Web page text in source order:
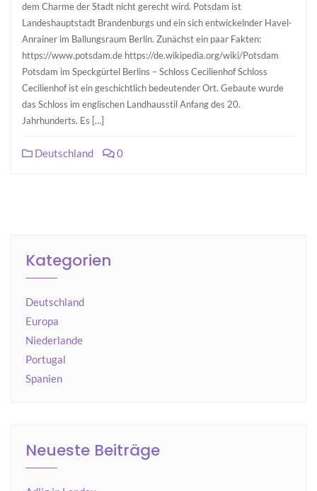
dem Charme der Stadt nicht gerecht wird. Potsdam ist
Landeshauptstadt Brandenburgs und ein sich entwickelnder Havel-
Anrainer im Ballungsraum Berlin. Zunächst ein paar Fakten:
https://www.potsdam.de https://de.wikipedia.org/wiki/Potsdam
Potsdam im Speckgürtel Berlins – Schloss Cecilienhof Schloss
Cecilienhof ist ein geschichtlich bedeutender Ort. Gebaute wurde
das Schloss im englischen Landhausstil Anfang des 20.
Jahrhunderts. Es […]
Deutschland 0
Kategorien
Deutschland
Europa
Niederlande
Portugal
Spanien
Neueste Beiträge